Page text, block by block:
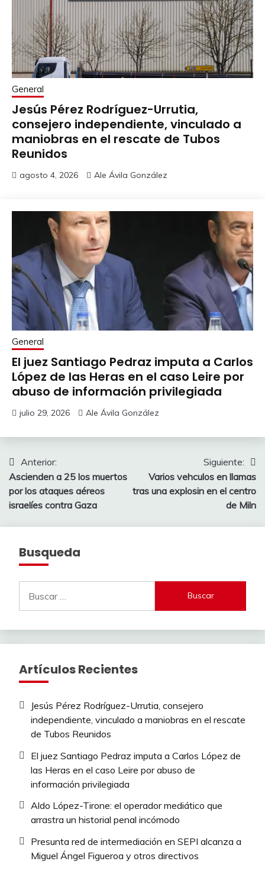
General
Jesús Pérez Rodríguez-Urrutia,
consejero independiente, vinculado a
maniobras en el rescate de Tubos
Reunidos
agosto 4, 2026 Ale Ávila González
General
El juez Santiago Pedraz imputa a Carlos
López de las Heras en el caso Leire por
abuso de información privilegiada
julio 29, 2026 Ale Ávila González
Navegación
de
entradas
Anterior:
Ascienden a 25 los muertos
por los ataques aéreos
israelíes contra Gaza
Siguiente:
Varios vehculos en llamas
tras una explosin en el centro
de Miln
Busqueda
Artículos Recientes
Jesús Pérez Rodríguez-Urrutia, consejero
independiente, vinculado a maniobras en el rescate
de Tubos Reunidos
El juez Santiago Pedraz imputa a Carlos López de
las Heras en el caso Leire por abuso de
información privilegiada
Aldo López-Tirone: el operador mediático que
arrastra un historial penal incómodo
Presunta red de intermediación en SEPI alcanza a
Miguel Ángel Figueroa y otros directivos